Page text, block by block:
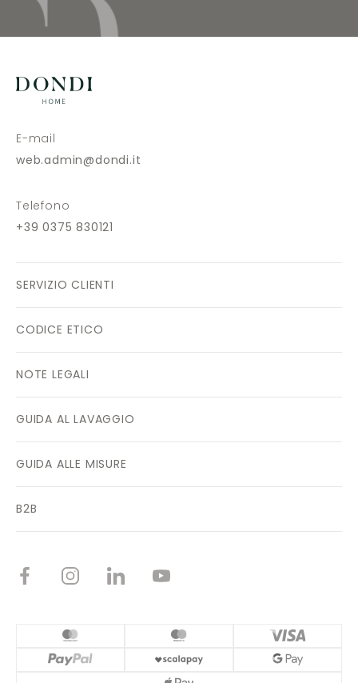
E-mail
web.admin@dondi.it
Telefono
+39 0375 830121
SERVIZIO CLIENTI
CODICE ETICO
NOTE LEGALI
GUIDA AL LAVAGGIO
GUIDA ALLE MISURE
B2B